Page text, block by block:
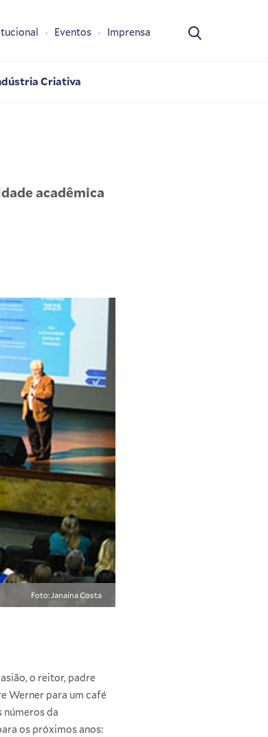
Criativa
Eventos Imprensa
acadêmica
Foto: Janaína Costa
o reitor, padre
Werner para um café
números da
os próximos anos: